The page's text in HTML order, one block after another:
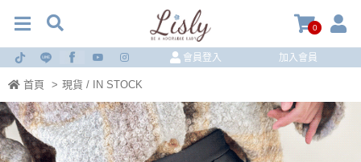
0
會員登入 加入會員
首頁 > 現貨 / IN STOCK